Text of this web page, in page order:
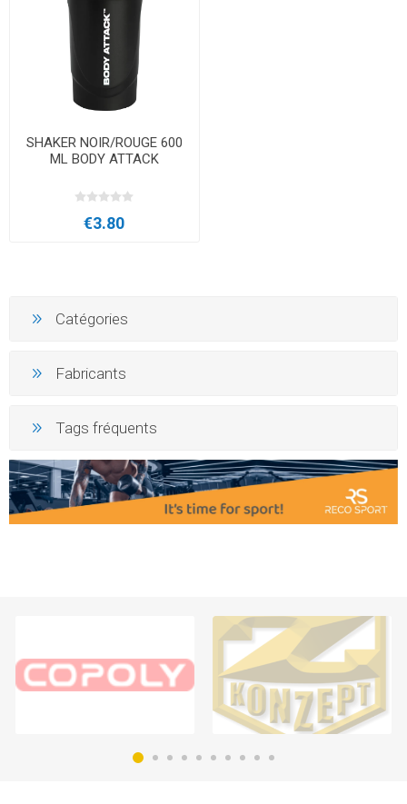
SHAKER NOIR/ROUGE 600
ML BODY ATTACK
€3.80
Catégories
Fabricants
Tags fréquents